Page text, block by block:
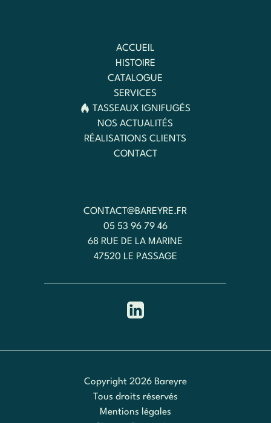
ACCUEIL
HISTOIRE
CATALOGUE
SERVICES
TASSEAUX IGNIFUGÉS
NOS ACTUALITÉS
RÉALISATIONS CLIENTS
CONTACT
CONTACT@BAREYRE.FR
05 53 96 79 46
68 RUE DE LA MARINE
47520 LE PASSAGE
Copyright 2026 Bareyre
Tous droits réservés
Mentions légales